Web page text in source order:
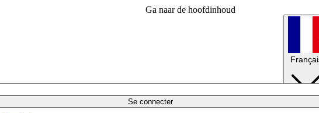
Ga naar de hoofdinhoud
Se connecter